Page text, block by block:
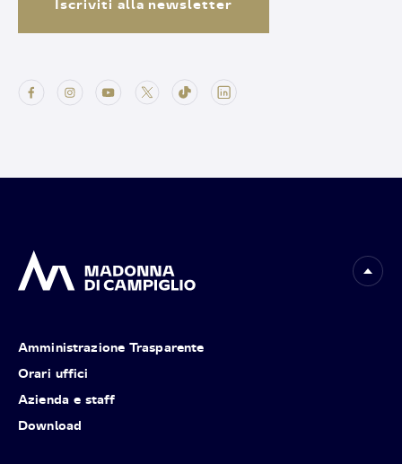
Iscriviti alla newsletter
Amministrazione Trasparente
Orari uffici
Azienda e staff
Download